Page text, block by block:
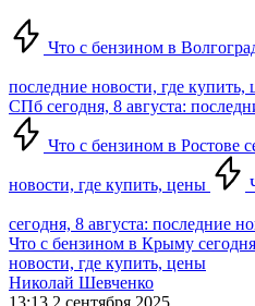
Что с бензином в
последние новости, где купить,
СПб сегодня, 8 августа:
Что с бензином в Ростове
новости, где купить, цены
сегодня, 8 августа: последние
Что с бензином в Крыму
новости, где купить, цены
Николай Шевченко
13:13 2 сентября 2025